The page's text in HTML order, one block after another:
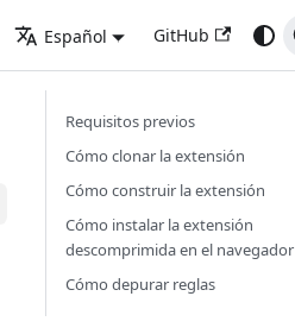
Español GitHub
Requisitos previos
Cómo clonar la extensión
Cómo construir la extensión
Cómo instalar la extensión
descomprimida en el navegador
Cómo depurar reglas